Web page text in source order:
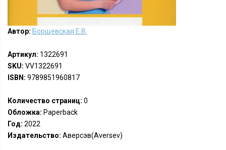
Автор: Борщевская Е.В.
Артикул: 1322691
SKU: VV1322691
ISBN: 9789851960817
Количество страниц: 0
Обложка: Paperback
Год: 2022
Издательство: Аверсэв(Aversev)